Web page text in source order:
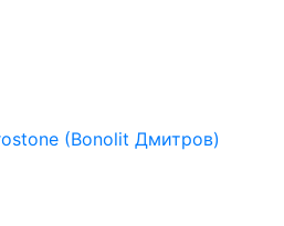
(Bonolit Дмитров)